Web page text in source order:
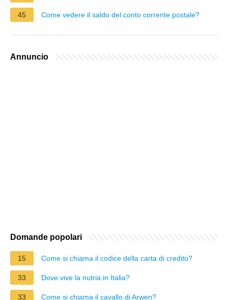
45 Come vedere il saldo del conto corrente postale?
Annuncio
Domande popolari
15 Come si chiama il codice della carta di credito?
33 Dove vive la nutria in Italia?
33 Come si chiama il cavallo di Arwen?